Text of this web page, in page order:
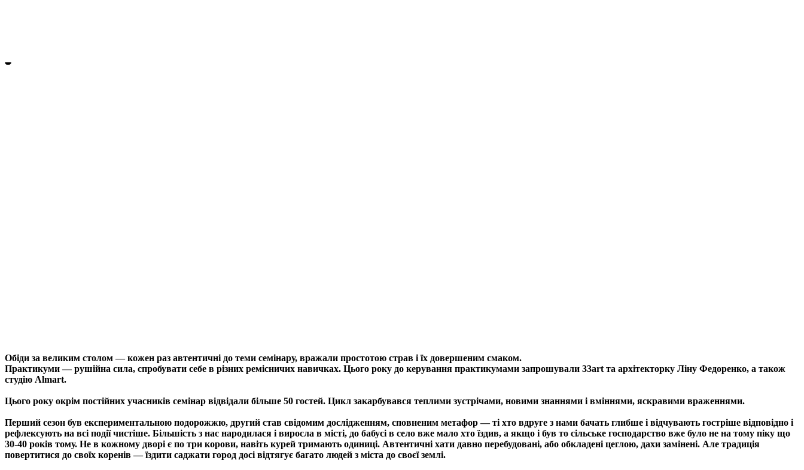
Обіди за великим столом — кожен раз автентичні до теми семінару, вражали простотою страв і їх довершеним смаком.
Практикуми — рушійна сила, спробувати себе в різних ремісничих навичках. Цього року до керування практикумами запрошували 33art та архітекторку Ліну Федоренко, а також
студію Almart.
Цього року окрім постійних учасників семінар відвідали більше 50 гостей. Цикл закарбувався теплими зустрічами, новими знаннями і вміннями, яскравими враженнями.
Перший сезон був експериментальною подорожжю, другий став свідомим дослідженням, сповненим метафор — ті хто вдруге з нами бачать глибше і відчувають гостріше відповідно і
рефлексують на всі події чистіше. Більшість з нас народилася і виросла в місті, до бабусі в село вже мало хто їздив, а якщо і був то сільське господарство вже було не на тому піку що
30-40 років тому. Не в кожному дворі є по три корови, навіть курей тримають одиниці. Автентичні хати давно перебудовані, або обкладені цеглою, дахи замінені. Але традиція
повертитися до своїх коренів — їздити саджати город досі відтягує багато людей з міста до своєї землі.